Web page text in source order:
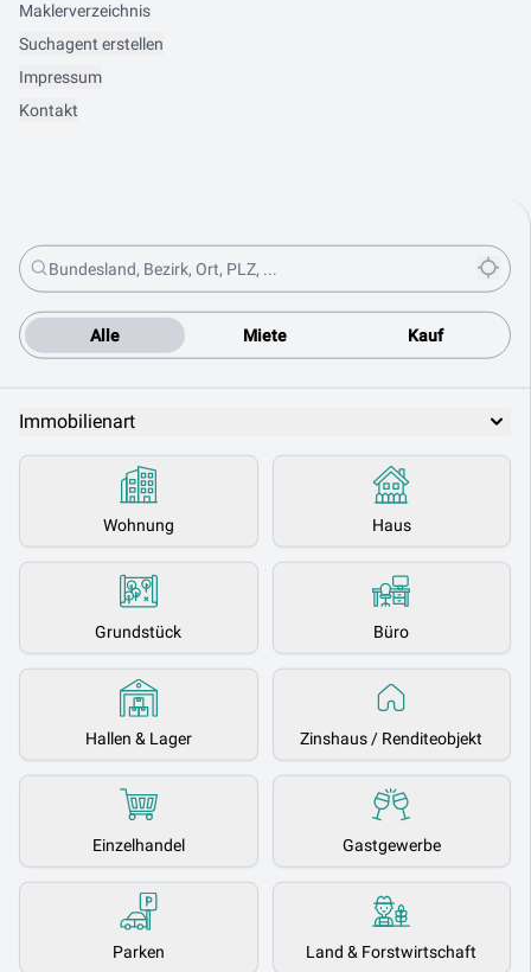
Alle Miete Kauf
Immobilienart
Wohnung Haus
Grundstück Büro
Hallen & Lager Zinshaus / Renditeobjekt
Einzelhandel Gastgewerbe
Parken Land & Forstwirtschaft
Maklerverzeichnis
Suchagent erstellen
Impressum
Kontakt